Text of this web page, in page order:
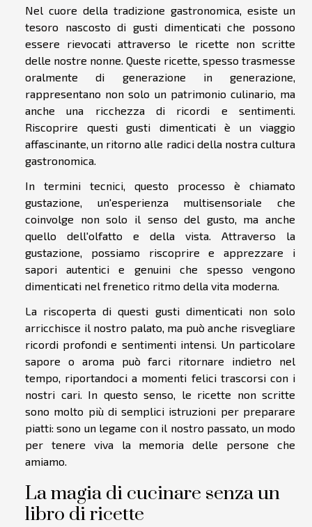
Nel cuore della tradizione gastronomica, esiste un
tesoro nascosto di gusti dimenticati che possono
essere rievocati attraverso le ricette non scritte
delle nostre nonne. Queste ricette, spesso trasmesse
oralmente di generazione in generazione,
rappresentano non solo un patrimonio culinario, ma
anche una ricchezza di ricordi e sentimenti.
Riscoprire questi gusti dimenticati è un viaggio
affascinante, un ritorno alle radici della nostra cultura
gastronomica.
In termini tecnici, questo processo è chiamato
gustazione, un'esperienza multisensoriale che
coinvolge non solo il senso del gusto, ma anche
quello dell'olfatto e della vista. Attraverso la
gustazione, possiamo riscoprire e apprezzare i
sapori autentici e genuini che spesso vengono
dimenticati nel frenetico ritmo della vita moderna.
La riscoperta di questi gusti dimenticati non solo
arricchisce il nostro palato, ma può anche risvegliare
ricordi profondi e sentimenti intensi. Un particolare
sapore o aroma può farci ritornare indietro nel
tempo, riportandoci a momenti felici trascorsi con i
nostri cari. In questo senso, le ricette non scritte
sono molto più di semplici istruzioni per preparare
piatti: sono un legame con il nostro passato, un modo
per tenere viva la memoria delle persone che
amiamo.
La magia di cucinare senza un
libro di ricette